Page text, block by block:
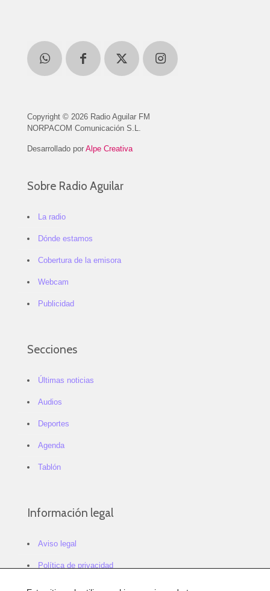
Copyright © 2026 Radio Aguilar FM
NORPACOM Comunicación S.L.
Desarrollado por Alpe Creativa
Sobre Radio Aguilar
La radio
Dónde estamos
Cobertura de la emisora
Webcam
Publicidad
Secciones
Últimas noticias
Audios
Deportes
Agenda
Tablón
Información legal
Aviso legal
Política de privacidad
Política de cookies